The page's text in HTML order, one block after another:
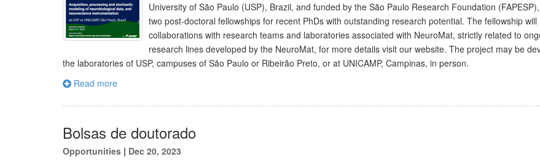
University of São Paulo (USP), Brazil, and funded by the São Paulo Research Foundation
two post-doctoral fellowships for recent PhDs with outstanding research potential. The fellowship will
collaborations with research teams and laboratories associated with NeuroMat, strictly related to
research lines developed by the NeuroMat, for more details visit our website. The project may be
the laboratories of USP, campuses of São Paulo or Ribeirão Preto, or at UNICAMP, Campinas, in person.
Read more
Bolsas de doutorado
Opportunities | Dec 20, 2023